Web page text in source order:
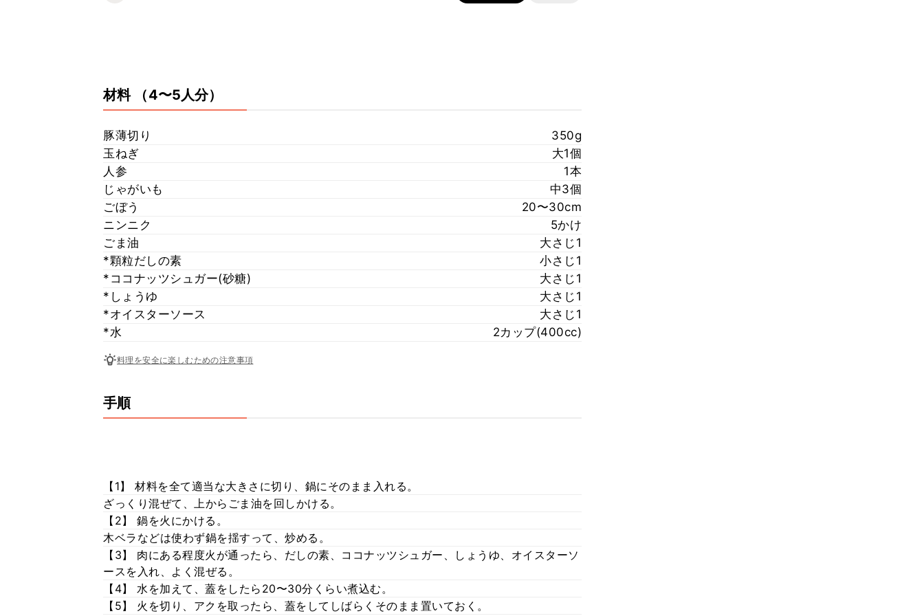
材料 （4〜5人分）
豚薄切り
350g
玉ねぎ
大1個
人参
1本
じゃがいも
中3個
ごぼう
20〜30cm
ニンニク
5かけ
ごま油
大さじ1
*顆粒だしの素
小さじ1
*ココナッツシュガー(砂糖)
大さじ1
*しょうゆ
大さじ1
*オイスターソース
大さじ1
*水
2カップ(400cc)
料理を安全に楽しむための注意事項
手順
【1】 材料を全て適当な大きさに切り、鍋にそのまま入れる。
ざっくり混ぜて、上からごま油を回しかける。
【2】 鍋を火にかける。
木ベラなどは使わず鍋を揺すって、炒める。
【3】 肉にある程度火が通ったら、だしの素、ココナッツシュガー、しょうゆ、オイスターソ
ースを入れ、よく混ぜる。
【4】 水を加えて、蓋をしたら20〜30分くらい煮込む。
【5】 火を切り、アクを取ったら、蓋をしてしばらくそのまま置いておく。